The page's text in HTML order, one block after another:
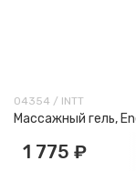
04354 / INTT
Массажный гель,
1 775 ₽